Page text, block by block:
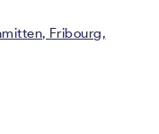
Fribourg,